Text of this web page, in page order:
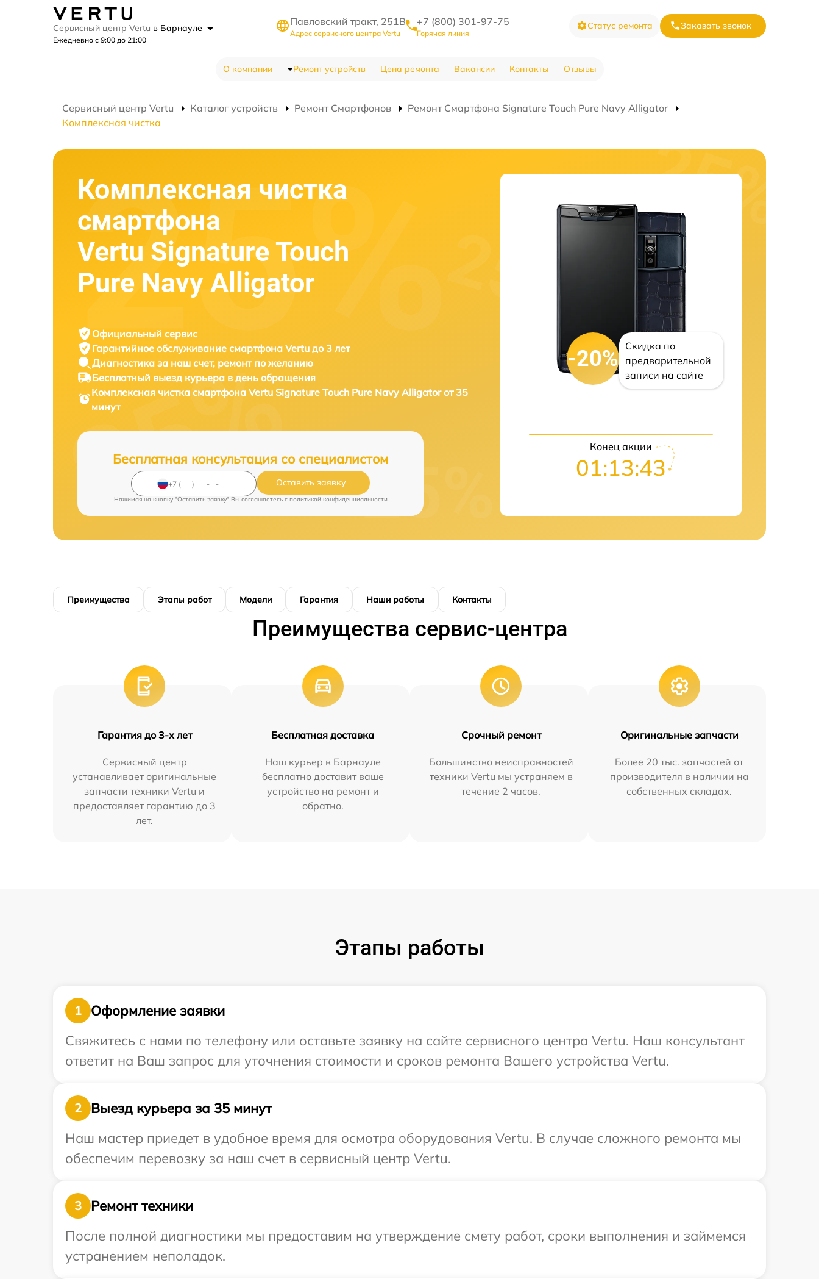
Сервисный центр Vertu в Барнауле
Ежедневно с 9:00 до 21:00
Павловский тракт, 251В
Адрес сервисного центра Vertu
+7 (800) 301-97-75
Горячая линия
Статус ремонта Заказать звонок
О компании Ремонт устройств Цена ремонта Вакансии Контакты Отзывы
Сервисный центр Vertu Каталог устройств Ремонт Смартфонов
Ремонт Смартфона Signature Touch Pure Navy Alligator
Комплексная чистка
Комплексная чистка
смартфона
Vertu Signature Touch
Pure Navy Alligator
Официальный сервис
Гарантийное обслуживание смартфона Vertu до 3 лет
Диагностика за наш счет, ремонт по желанию
Бесплатный выезд курьера в день обращения
Комплексная чистка смартфона Vertu Signature Touch Pure Navy Alligator от 35
минут
Бесплатная консультация со специалистом
Оставить заявку
Нажимая на кнопку "Оставить заявку" Вы соглашаетесь c политикой конфиденциальности
-20%
Скидка по
предварительной
записи на сайте
Конец акции
01:13:42
Преимущества Этапы работ Модели Гарантия Наши работы Контакты
Преимущества сервис-центра
Гарантия до 3-х лет
Сервисный центр
устанавливает оригинальные
запчасти техники Vertu и
предоставляет гарантию до 3
лет.
Бесплатная доставка
Наш курьер в Барнауле
бесплатно доставит ваше
устройство на ремонт и
обратно.
Срочный ремонт
Большинство неисправностей
техники Vertu мы устраняем в
течение 2 часов.
Оригинальные запчасти
Более 20 тыс. запчастей от
производителя в наличии на
собственных складах.
Этапы работы
1
Оформление заявки
Свяжитесь с нами по телефону или оставьте заявку на сайте сервисного центра Vertu. Наш консультант
ответит на Ваш запрос для уточнения стоимости и сроков ремонта Вашего устройства Vertu.
2
Выезд курьера за 35 минут
Наш мастер приедет в удобное время для осмотра оборудования Vertu. В случае сложного ремонта мы
обеспечим перевозку за наш счет в сервисный центр Vertu.
3
Ремонт техники
После полной диагностики мы предоставим на утверждение смету работ, сроки выполнения и займемся
устранением неполадок.